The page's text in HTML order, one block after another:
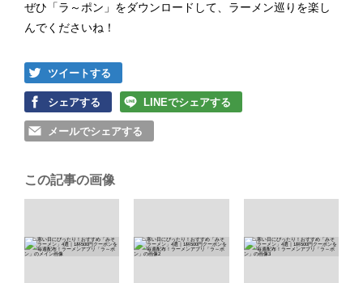
ぜひ「ラ～ポン」をダウンロードして、ラーメン巡りを楽し
んでくださいね！
ツイートする
シェアする LINEでシェアする
メールでシェアする
この記事の画像